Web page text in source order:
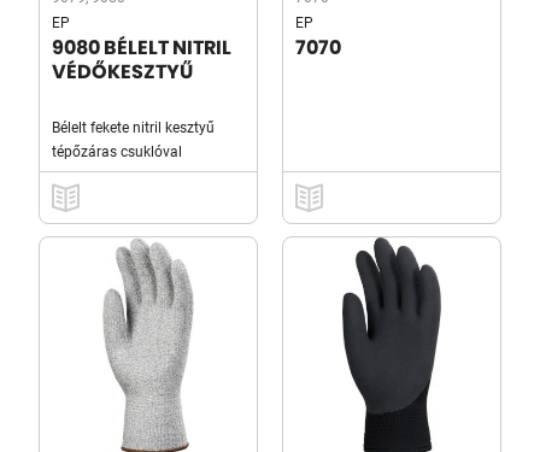
EP
9080 BÉLELT NITRIL
VÉDŐKESZTYŰ
Bélelt fekete nitril kesztyű
tépőzáras csuklóval
EP
7070